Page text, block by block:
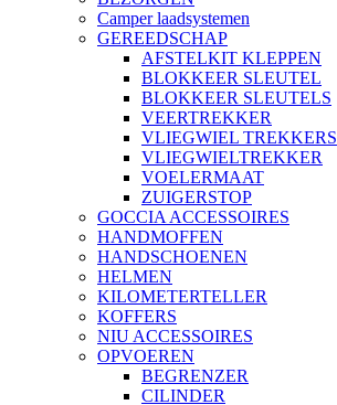
Camper laadsystemen
GEREEDSCHAP
AFSTELKIT KLEPPEN
BLOKKEER SLEUTEL
BLOKKEER SLEUTELS
VEERTREKKER
VLIEGWIEL TREKKERS
VLIEGWIELTREKKER
VOELERMAAT
ZUIGERSTOP
GOCCIA ACCESSOIRES
HANDMOFFEN
HANDSCHOENEN
HELMEN
KILOMETERTELLER
KOFFERS
NIU ACCESSOIRES
OPVOEREN
BEGRENZER
CILINDER